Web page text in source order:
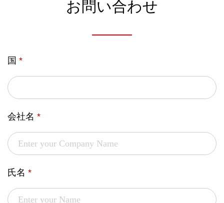
お問い合わせ
国 *
会社名 *
氏名 *